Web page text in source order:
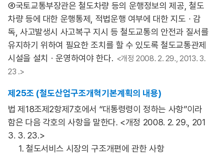
④국토교통부장관은 철도차량 등의 운행정보의 제공, 철도
차량 등에 대한 운행통제, 적법운행 여부에 대한 지도ㆍ감
독, 사고발생시 사고복구 지시 등 철도교통의 안전과 질서를
유지하기 위하여 필요한 조치를 할 수 있도록 철도교통관제
시설을 설치ㆍ운영하여야 한다. <개정 2008. 2. 29., 2013. 3.
23 .>
제25조 (철도산업구조개혁기본계획의 내용)
법 제18조제2항제7호에서 “대통령령이 정하는 사항”이라
함은 다음 각호의 사항을 말한다. <개정 2008. 2. 29., 201
3. 3. 23.>
1. 철도서비스 시장의 구조개편에 관한 사항